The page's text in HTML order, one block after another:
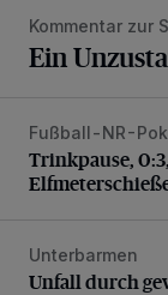
Kommentar zur
Ein
Trinkpause,
Fußball-NR-
Trinkpause,
Unfall durch
Unterbarmen
Unfall durch